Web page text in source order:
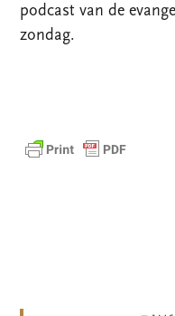
podcast van de
zondag.